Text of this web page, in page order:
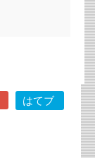
はてブ